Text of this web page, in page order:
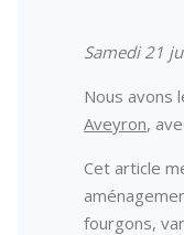
Samedi 21
Nous avons
Aveyron,
Cet article
fourgons,